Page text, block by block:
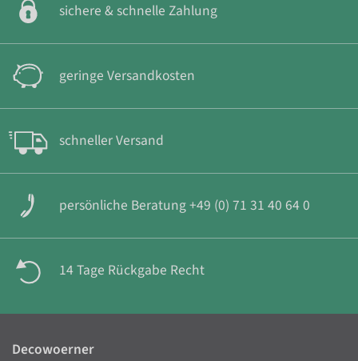
sichere & schnelle Zahlung
geringe Versandkosten
schneller Versand
persönliche Beratung +49 (0) 71 31 40 64 0
14 Tage Rückgabe Recht
Decowoerner